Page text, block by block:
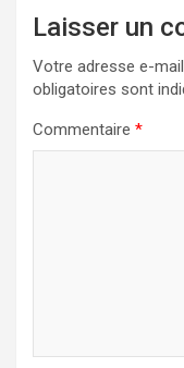
Laisser un
Votre adresse e-
obligatoires sont
Commentaire *